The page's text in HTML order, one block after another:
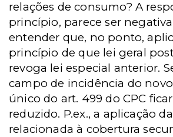
relações de consumo? A
princípio, parece ser
entender que, no ponto,
princípio de que lei geral
revoga lei especial anterior.
campo de incidência do
único do art. 499 do CPC
reduzido. P.ex., a aplicação
relacionada à cobertura